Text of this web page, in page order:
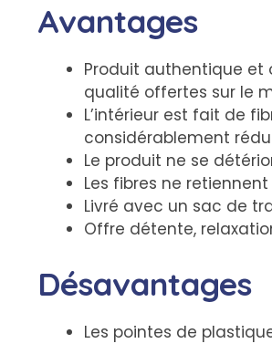
Avantages
Produit authentique et
qualité offertes sur le
L’intérieur est fait de
considérablement
Le produit ne se
Les fibres ne
Livré avec un sac de
Offre détente,
Désavantages
Les pointes de